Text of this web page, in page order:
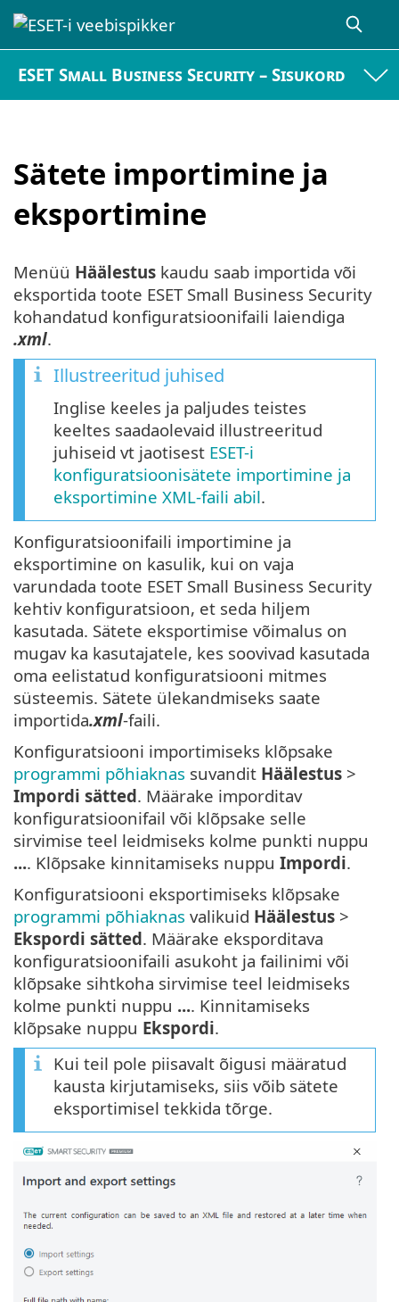
ESET Small Business Security – Sisukord
Sätete importimine ja
eksportimine
Menüü Häälestus kaudu saab importida või
eksportida toote ESET Small Business Security
kohandatud konfiguratsioonifaili laiendiga
.xml.
Illustreeritud juhised
Inglise keeles ja paljudes teistes
keeltes saadaolevaid illustreeritud
juhiseid vt jaotisest ESET-i
konfiguratsioonisätete importimine ja
eksportimine XML-faili abil.
Konfiguratsioonifaili importimine ja
eksportimine on kasulik, kui on vaja
varundada toote ESET Small Business Security
kehtiv konfiguratsioon, et seda hiljem
kasutada. Sätete eksportimise võimalus on
mugav ka kasutajatele, kes soovivad kasutada
oma eelistatud konfiguratsiooni mitmes
süsteemis. Sätete ülekandmiseks saate
importida.xml-faili.
Konfiguratsiooni importimiseks klõpsake
programmi põhiaknas suvandit Häälestus >
Impordi sätted. Määrake imporditav
konfiguratsioonifail või klõpsake selle
sirvimise teel leidmiseks kolme punkti nuppu
.... Klõpsake kinnitamiseks nuppu Impordi.
Konfiguratsiooni eksportimiseks klõpsake
programmi põhiaknas valikuid Häälestus >
Ekspordi sätted. Määrake eksporditava
konfiguratsioonifaili asukoht ja failinimi või
klõpsake sihtkoha sirvimise teel leidmiseks
kolme punkti nuppu .... Kinnitamiseks
klõpsake nuppu Ekspordi.
Kui teil pole piisavalt õigusi määratud
kausta kirjutamiseks, siis võib sätete
eksportimisel tekkida tõrge.